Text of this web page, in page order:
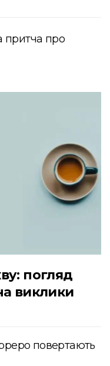
притча про
погляд
виклики
повертають